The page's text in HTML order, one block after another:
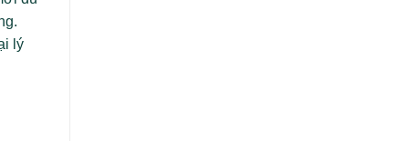
lý